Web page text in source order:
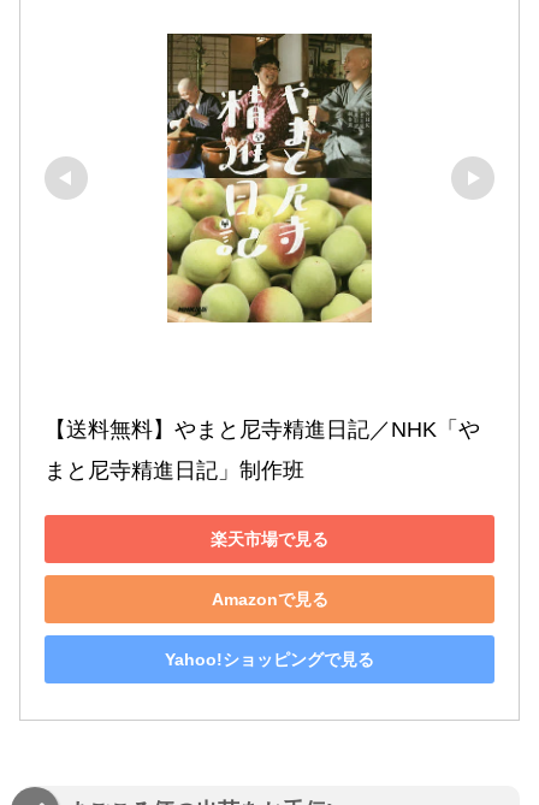
【送料無料】やまと尼寺精進日記／NHK「や
まと尼寺精進日記」制作班
楽天市場で見る
Amazonで見る
Yahoo!ショッピングで見る